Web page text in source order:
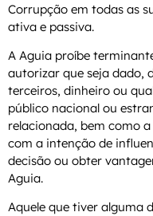
Corrupção em todas as
ativa e passiva.
A Aguia proíbe
autorizar que seja dado,
terceiros, dinheiro ou
público nacional ou
relacionada, bem como
com a intenção de
decisão ou obter
Aguia.
Aquele que tiver alguma